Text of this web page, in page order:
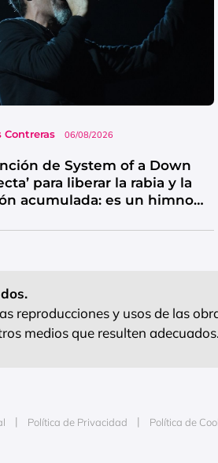
Contreras 06/08/2026
de System of a Down
para liberar la rabia y la
acumulada: es un himno
reproducciones y usos de las
medios que resulten adecuados.
Política de Privacidad Política de